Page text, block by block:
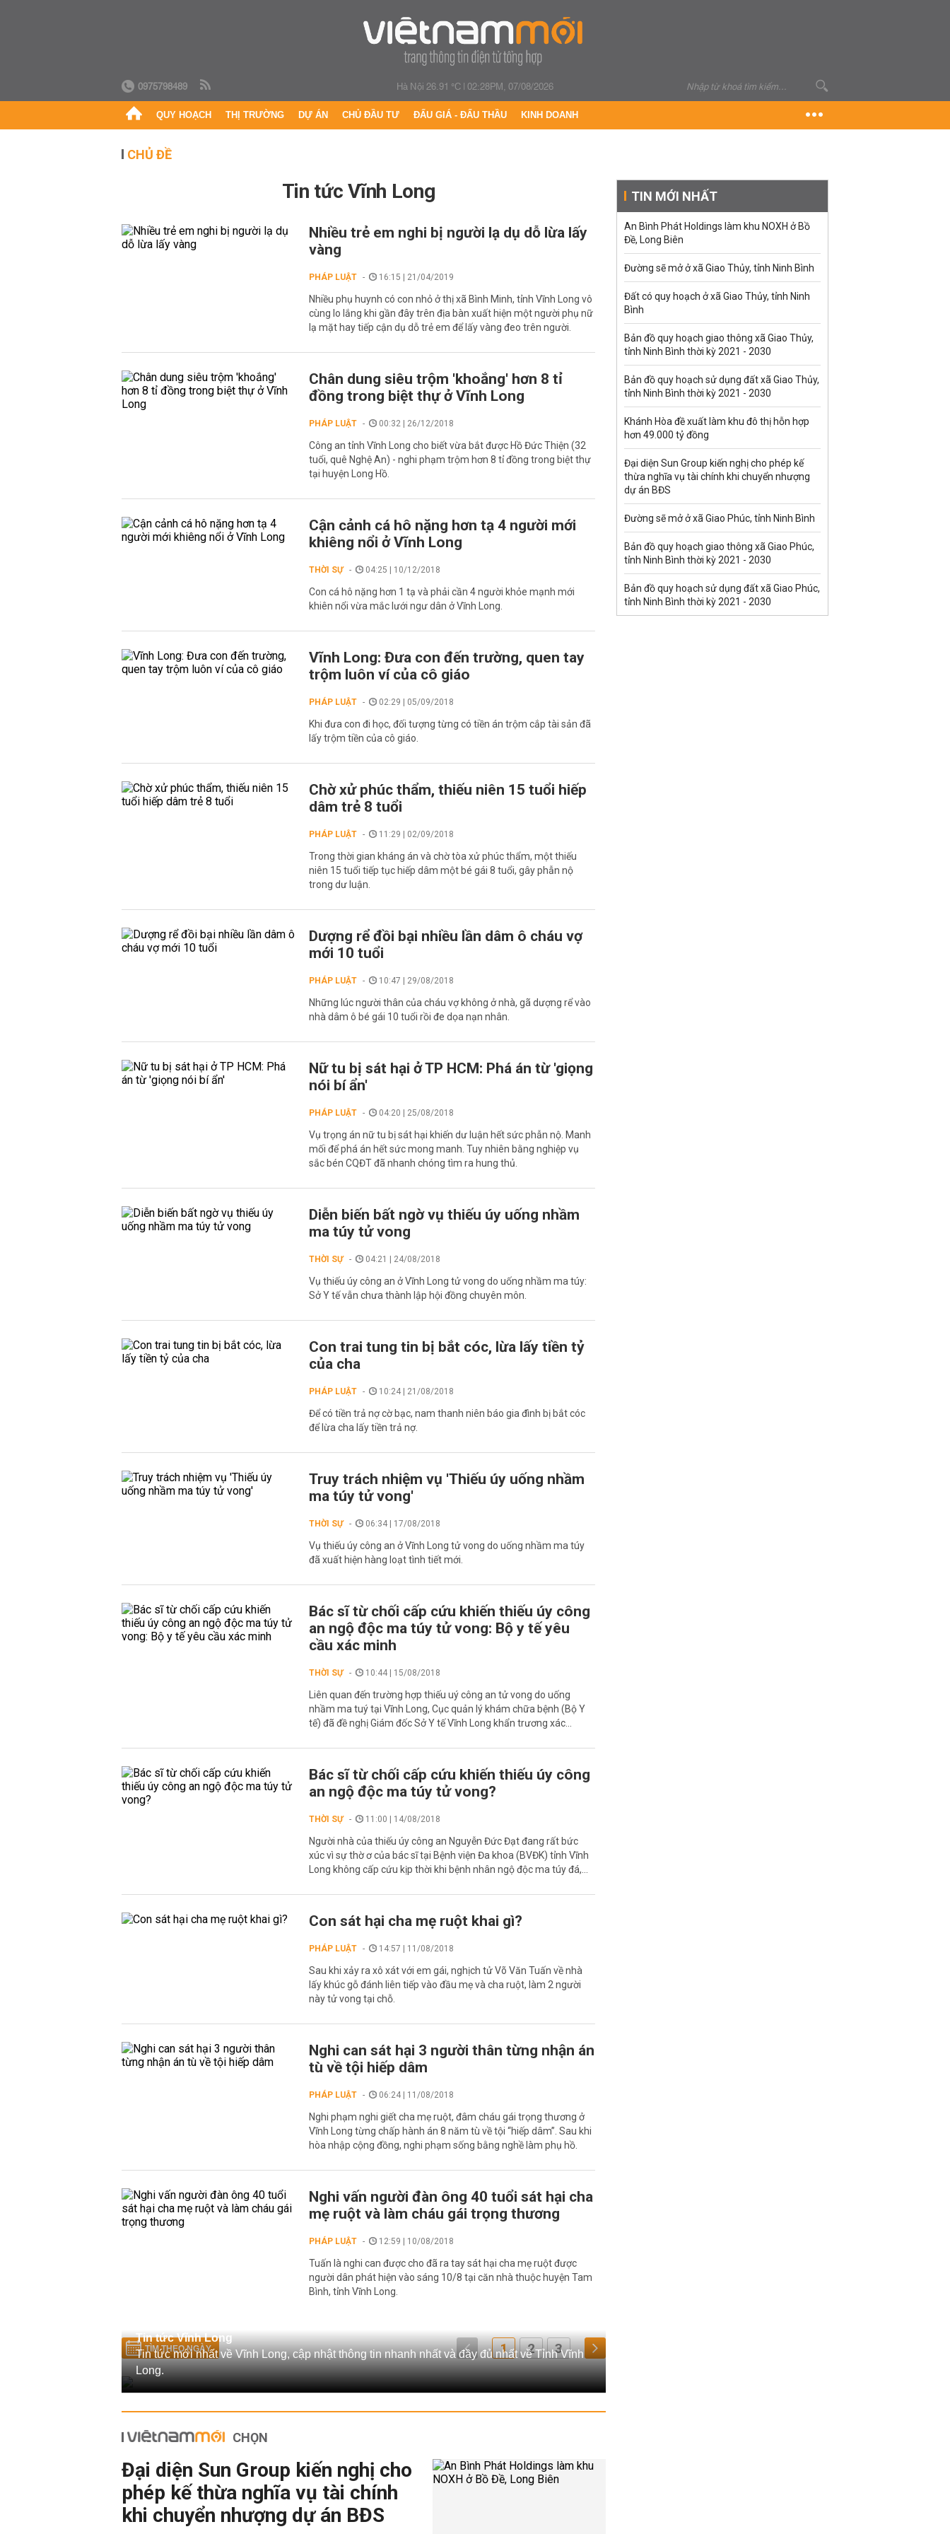
0975798489 Hà Nội 26.91 °C|02:28PM, 07/08/2026
QUY HOẠCH THỊ TRƯỜNG DỰ ÁN CHỦ ĐẦU TƯ ĐẤU GIÁ - ĐẤU THẦU KINH DOANH
CHỦ ĐỀ
Tin tức Vĩnh Long
Nhiều trẻ em nghi bị người lạ dụ dỗ lừa lấy
vàng
PHÁP LUẬT 16:15 | 21/04/2019
Nhiều phụ huynh có con nhỏ ở thị xã Bình Minh, tỉnh Vĩnh Long vô
cùng lo lắng khi gần đây trên địa bàn xuất hiện một người phụ nữ
lạ mặt hay tiếp cận dụ dỗ trẻ em để lấy vàng đeo trên người.
Chân dung siêu trộm 'khoắng' hơn 8 tỉ
đồng trong biệt thự ở Vĩnh Long
PHÁP LUẬT 00:32 | 26/12/2018
Công an tỉnh Vĩnh Long cho biết vừa bắt được Hồ Đức Thiện (32
tuổi, quê Nghệ An) - nghi phạm trộm hơn 8 tỉ đồng trong biệt thự
tại huyện Long Hồ.
Cận cảnh cá hô nặng hơn tạ 4 người mới
khiêng nổi ở Vĩnh Long
THỜI SỰ 04:25 | 10/12/2018
Con cá hô nặng hơn 1 tạ và phải cần 4 người khỏe mạnh mới
khiên nổi vừa mắc lưới ngư dân ở Vĩnh Long.
Vĩnh Long: Đưa con đến trường, quen tay
trộm luôn ví của cô giáo
PHÁP LUẬT 02:29 | 05/09/2018
Khi đưa con đi học, đối tượng từng có tiền án trộm cắp tài sản đã
lấy trộm tiền của cô giáo.
Chờ xử phúc thẩm, thiếu niên 15 tuổi hiếp
dâm trẻ 8 tuổi
PHÁP LUẬT 11:29 | 02/09/2018
Trong thời gian kháng án và chờ tòa xử phúc thẩm, một thiếu
niên 15 tuổi tiếp tục hiếp dâm một bé gái 8 tuổi, gây phẫn nộ
trong dư luận.
Dượng rể đồi bại nhiều lần dâm ô cháu vợ
mới 10 tuổi
PHÁP LUẬT 10:47 | 29/08/2018
Những lúc người thân của cháu vợ không ở nhà, gã dượng rể vào
nhà dâm ô bé gái 10 tuổi rồi đe dọa nạn nhân.
Nữ tu bị sát hại ở TP HCM: Phá án từ 'giọng
nói bí ẩn'
PHÁP LUẬT 04:20 | 25/08/2018
Vụ trọng án nữ tu bị sát hại khiến dư luận hết sức phẫn nộ. Manh
mối để phá án hết sức mong manh. Tuy nhiên bằng nghiệp vụ
sắc bén CQĐT đã nhanh chóng tìm ra hung thủ.
Diễn biến bất ngờ vụ thiếu úy uống nhầm
ma túy tử vong
THỜI SỰ 04:21 | 24/08/2018
Vụ thiếu úy công an ở Vĩnh Long tử vong do uống nhầm ma túy:
Sở Y tế vẫn chưa thành lập hội đồng chuyên môn.
Con trai tung tin bị bắt cóc, lừa lấy tiền tỷ
của cha
PHÁP LUẬT 10:24 | 21/08/2018
Để có tiền trả nợ cờ bạc, nam thanh niên báo gia đình bị bắt cóc
để lừa cha lấy tiền trả nợ.
Truy trách nhiệm vụ 'Thiếu úy uống nhầm
ma túy tử vong'
THỜI SỰ 06:34 | 17/08/2018
Vụ thiếu úy công an ở Vĩnh Long tử vong do uống nhầm ma túy
đã xuất hiện hàng loạt tình tiết mới.
Bác sĩ từ chối cấp cứu khiến thiếu úy công
an ngộ độc ma túy tử vong: Bộ y tế yêu
cầu xác minh
THỜI SỰ 10:44 | 15/08/2018
Liên quan đến trường hợp thiếu uý công an tử vong do uống
nhầm ma tuý tại Vĩnh Long, Cục quản lý khám chữa bệnh (Bộ Y
tế) đã đề nghị Giám đốc Sở Y tế Vĩnh Long khẩn trương xác...
Bác sĩ từ chối cấp cứu khiến thiếu úy công
an ngộ độc ma túy tử vong?
THỜI SỰ 11:00 | 14/08/2018
Người nhà của thiếu úy công an Nguyễn Đức Đạt đang rất bức
xúc vì sự thờ ơ của bác sĩ tại Bệnh viện Đa khoa (BVĐK) tỉnh Vĩnh
Long không cấp cứu kịp thời khi bệnh nhân ngộ độc ma túy đá,...
Con sát hại cha mẹ ruột khai gì?
PHÁP LUẬT 14:57 | 11/08/2018
Sau khi xảy ra xô xát với em gái, nghịch tử Võ Văn Tuấn về nhà
lấy khúc gỗ đánh liên tiếp vào đầu mẹ và cha ruột, làm 2 người
này tử vong tại chỗ.
Nghi can sát hại 3 người thân từng nhận án
tù về tội hiếp dâm
PHÁP LUẬT 06:24 | 11/08/2018
Nghi phạm nghi giết cha mẹ ruột, đâm cháu gái trọng thương ở
Vĩnh Long từng chấp hành án 8 năm tù về tội “hiếp dâm”. Sau khi
hòa nhập cộng đồng, nghi phạm sống bằng nghề làm phụ hồ.
Nghi vấn người đàn ông 40 tuổi sát hại cha
mẹ ruột và làm cháu gái trọng thương
PHÁP LUẬT 12:59 | 10/08/2018
Tuấn là nghi can được cho đã ra tay sát hại cha mẹ ruột được
người dân phát hiện vào sáng 10/8 tại căn nhà thuộc huyện Tam
Bình, tỉnh Vĩnh Long.
TÌM THEO NGÀY 1 2 3
Tin tức Vĩnh Long
Tin tức mới nhất về Vĩnh Long, cập nhật thông tin nhanh nhất và đầy đủ nhất về Tỉnh Vĩnh
Long.
CHỌN
Đại diện Sun Group kiến nghị cho
phép kế thừa nghĩa vụ tài chính
khi chuyển nhượng dự án BĐS
TIN MỚI NHẤT
An Bình Phát Holdings làm khu NOXH ở Bồ
Đề, Long Biên
Đường sẽ mở ở xã Giao Thủy, tỉnh Ninh Bình
Đất có quy hoạch ở xã Giao Thủy, tỉnh Ninh
Bình
Bản đồ quy hoạch giao thông xã Giao Thủy,
tỉnh Ninh Bình thời kỳ 2021 - 2030
Bản đồ quy hoạch sử dụng đất xã Giao Thủy,
tỉnh Ninh Bình thời kỳ 2021 - 2030
Khánh Hòa đề xuất làm khu đô thị hỗn hợp
hơn 49.000 tỷ đồng
Đại diện Sun Group kiến nghị cho phép kế
thừa nghĩa vụ tài chính khi chuyển nhượng
dự án BĐS
Đường sẽ mở ở xã Giao Phúc, tỉnh Ninh Bình
Bản đồ quy hoạch giao thông xã Giao Phúc,
tỉnh Ninh Bình thời kỳ 2021 - 2030
Bản đồ quy hoạch sử dụng đất xã Giao Phúc,
tỉnh Ninh Bình thời kỳ 2021 - 2030